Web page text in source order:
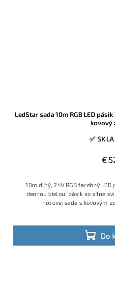
LedStar sada 10m RGB LED
kovový
✅
Do
10m dlhý, 24V RGB farebný
dennou bielou, pásik so silne
hotovej sade s kovovým